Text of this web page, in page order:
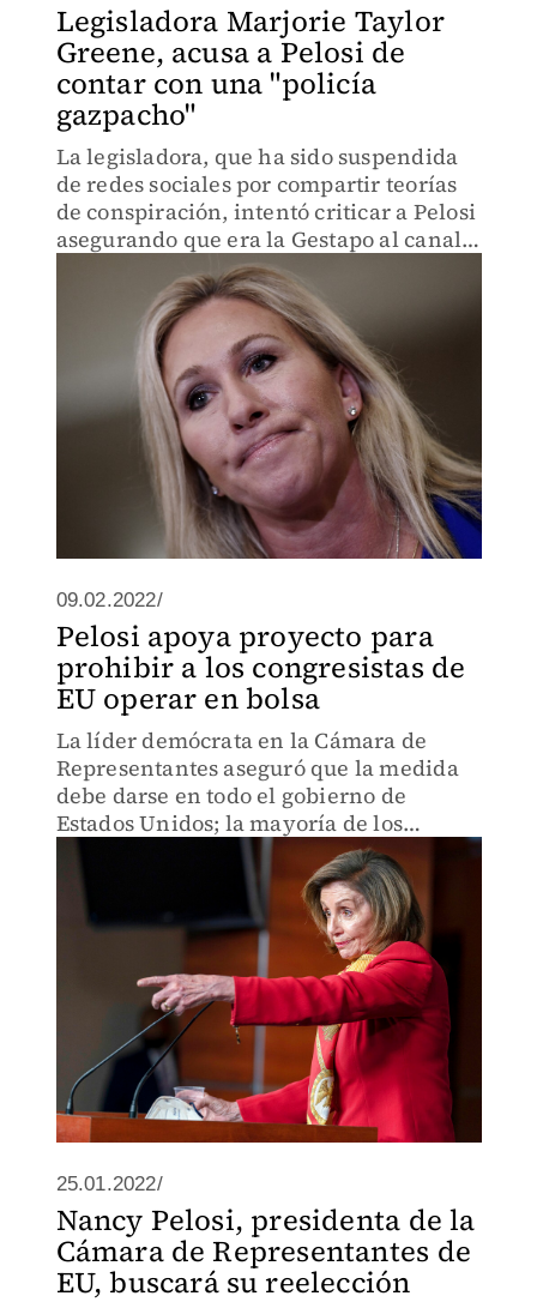
Legisladora Marjorie Taylor
Greene, acusa a Pelosi de
contar con una "policía
gazpacho"
La legisladora, que ha sido suspendida
de redes sociales por compartir teorías
de conspiración, intentó criticar a Pelosi
asegurando que era la Gestapo al canal
One America News, afín al ex presidente
Donald Trump.
09.02.2022/
Pelosi apoya proyecto para
prohibir a los congresistas de
EU operar en bolsa
La líder demócrata en la Cámara de
Representantes aseguró que la medida
debe darse en todo el gobierno de
Estados Unidos; la mayoría de los
legisladores son millonarios.
25.01.2022/
Nancy Pelosi, presidenta de la
Cámara de Representantes de
EU, buscará su reelección